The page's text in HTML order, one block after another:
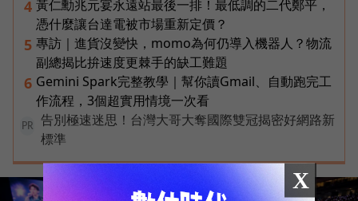
4 黃仁勳兆元宴永遠站最後一排！最低調的二代鄭平，
憑什麼讓台達電被市場重新定價？
5 專訪｜進貨沒變快，momo為何仍導入機器人？物流
副總揭比拚速度更棘手的缺工難題
6 Gemini Spark完整教學｜幫你讀Gmail、自動跑完工
作流程，3個超實用情境一次看
PR
告別極速迷思！台灣大哥大奪國際雙冠揭密好網路新
標準
X